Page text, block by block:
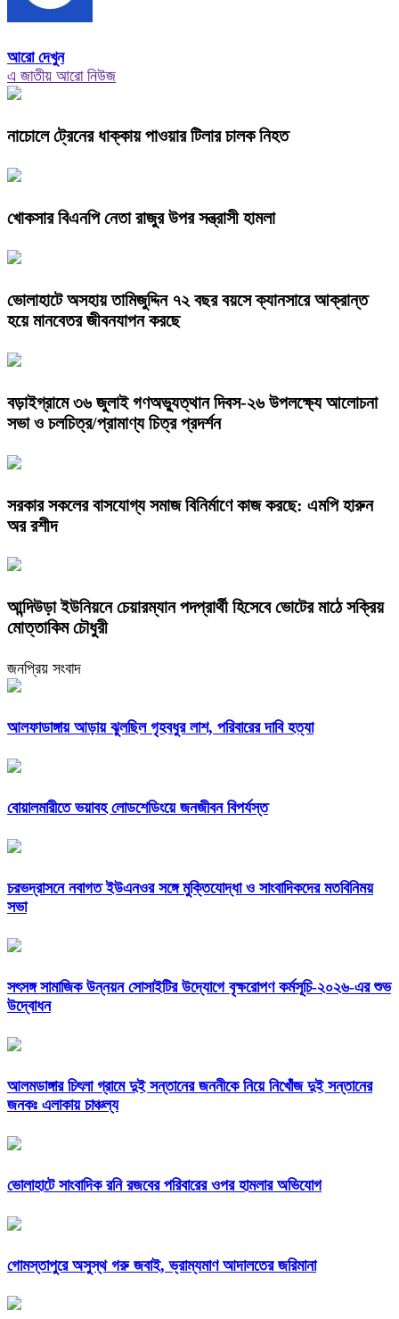
আরো দেখুন
এ জাতীয় আরো নিউজ
নাচোলে ট্রেনের ধাক্কায় পাওয়ার টিলার চালক নিহত
খোকসার বিএনপি নেতা রাজুর উপর সন্ত্রাসী হামলা
ভোলাহাটে অসহায় তামিজুদ্দিন ৭২ বছর বয়সে ক্যানসারে আক্রান্ত
হয়ে মানবেতর জীবনযাপন করছে
বড়াইগ্রামে ৩৬ জুলাই গণঅভ্যুত্থান দিবস-২৬ উপলক্ষ্যে আলোচনা
সভা ও চলচিত্র/প্রামাণ্য চিত্র প্রদর্শন
সরকার সকলের বাসযোগ্য সমাজ বিনির্মাণে কাজ করছে: এমপি হারুন
অর রশীদ
আন্দিউড়া ইউনিয়নে চেয়ারম্যান পদপ্রার্থী হিসেবে ভোটের মাঠে সক্রিয়
মোত্তাকিম চৌধুরী
জনপ্রিয় সংবাদ
আলফাডাঙ্গায় আড়ায় ঝুলছিল গৃহবধুর লাশ, পরিবারের দাবি হত্যা
বোয়ালমারীতে ভয়াবহ লোডশেডিংয়ে জনজীবন বিপর্যস্ত
চরভদ্রাসনে নবাগত ইউএনওর সঙ্গে মুক্তিযোদ্ধা ও সাংবাদিকদের মতবিনিময়
সভা
সৎসঙ্গ সামাজিক উন্নয়ন সোসাইটির উদ্যোগে বৃক্ষরোপণ কর্মসূচি-২০২৬-এর শুভ
উদ্বোধন
আলমডাঙ্গার চিৎলা গ্রামে দুই সন্তানের জননীকে নিয়ে নিখোঁজ দুই সন্তানের
জনকঃ এলাকায় চাঞ্চল্য
ভোলাহাটে সাংবাদিক রনি রজবের পরিবারের ওপর হামলার অভিযোগ
গোমস্তাপুরে অসুস্থ গরু জবাই, ভ্রাম্যমাণ আদালতের জরিমানা